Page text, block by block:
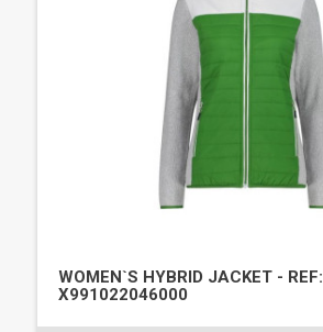
WOMEN`S HYBRID JACKET - REF:
X991022046000